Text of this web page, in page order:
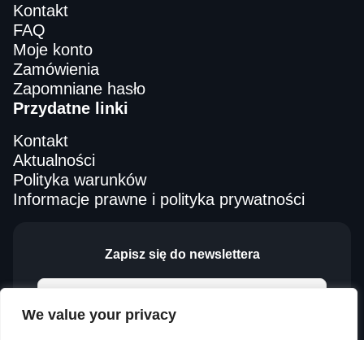
We value your privacy
Kontakt
FAQ
Moje konto
Zamówienia
Zapomniane hasło
Przydatne linki
Kontakt
Aktualności
Polityka warunków
Informacje prawne i polityka prywatności
Zapisz się do newslettera